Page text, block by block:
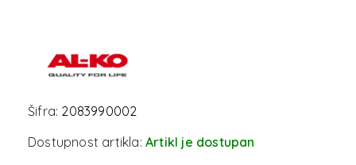
Šifra: 2083990002
Dostupnost artikla: Artikl je dostupan